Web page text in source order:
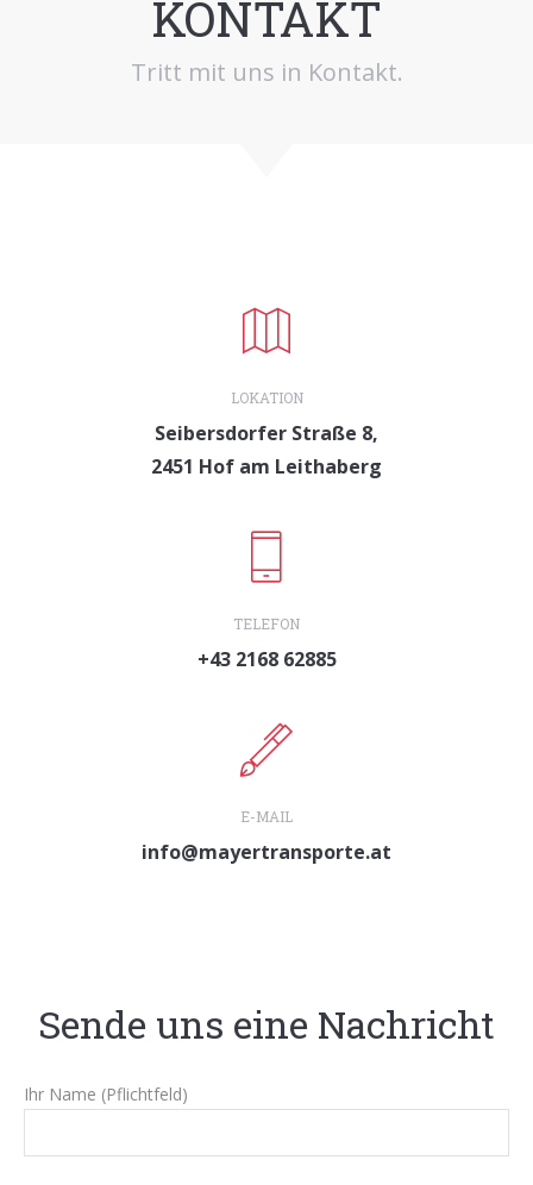
KONTAKT
Tritt mit uns in Kontakt.
LOKATION
Seibersdorfer Straße 8,
2451 Hof am Leithaberg
TELEFON
+43 2168 62885
E-MAIL
info@mayertransporte.at
Sende uns eine Nachricht
Ihr Name (Pflichtfeld)